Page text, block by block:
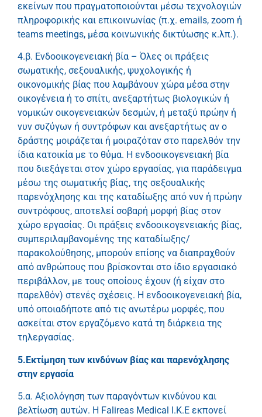
εκείνων που πραγματοποιούνται μέσω τεχνολογιών
πληροφορικής και επικοινωνίας (π.χ. emails, zoom ή
teams meetings, μέσα κοινωνικής δικτύωσης κ.λπ.).
4.β. Ενδοοικογενειακή βία – Όλες οι πράξεις
σωματικής, σεξουαλικής, ψυχολογικής ή
οικονομικής βίας που λαμβάνουν χώρα μέσα στην
οικογένεια ή το σπίτι, ανεξαρτήτως βιολογικών ή
νομικών οικογενειακών δεσμών, ή μεταξύ πρώην ή
νυν συζύγων ή συντρόφων και ανεξαρτήτως αν ο
δράστης μοιράζεται ή μοιραζόταν στο παρελθόν την
ίδια κατοικία με το θύμα. Η ενδοοικογενειακή βία
που διεξάγεται στον χώρο εργασίας, για παράδειγμα
μέσω της σωματικής βίας, της σεξουαλικής
παρενόχλησης και της καταδίωξης από νυν ή πρώην
συντρόφους, αποτελεί σοβαρή μορφή βίας στον
χώρο εργασίας. Οι πράξεις ενδοοικογενειακής βίας,
συμπεριλαμβανομένης της καταδίωξης/
παρακολούθησης, μπορούν επίσης να διαπραχθούν
από ανθρώπους που βρίσκονται στο ίδιο εργασιακό
περιβάλλον, με τους οποίους έχουν (ή είχαν στο
παρελθόν) στενές σχέσεις. Η ενδοοικογενειακή βία,
υπό οποιαδήποτε από τις ανωτέρω μορφές, που
ασκείται στον εργαζόμενο κατά τη διάρκεια της
τηλεργασίας.
5.Εκτίμηση των κινδύνων βίας και παρενόχλησης
στην εργασία
5.α. Αξιολόγηση των παραγόντων κινδύνου και
βελτίωση αυτών. Η Falireas Medical I.K.E εκπονεί